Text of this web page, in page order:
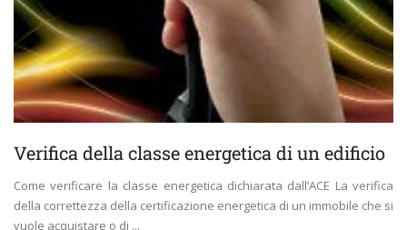
Verifica della classe energetica di un edificio
Come verificare la classe energetica dichiarata dall’ACE La verifica
della correttezza della certificazione energetica di un immobile che si
vuole acquistare o di ...